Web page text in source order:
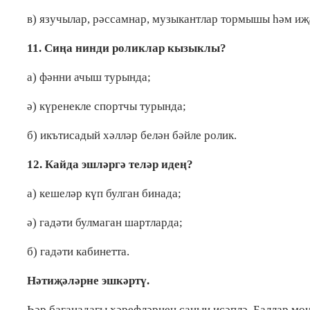
в) язучылар, рәссамнар, музыкантлар тормышы һәм
11. Сиңа нинди роликлар кызыклы?
а) фәнни ачыш турында;
ә) күренекле спортчы турында;
б) икътисадый хәлләр белән бәйле ролик.
12. Кайда эшләргә теләр идең?
а) кешеләр күп булган бинада;
ә) гадәти булмаган шартларда;
б) гадәти кабинетта.
Нәтиҗәләрне эшкәртү.